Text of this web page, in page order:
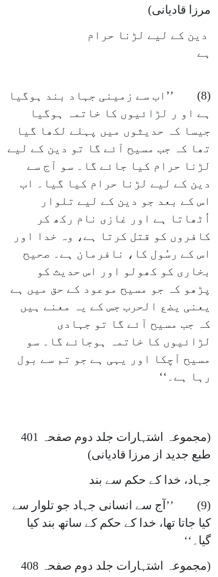
مرزا قادیانی)
دین کے لیے لڑنا حرام
ہے
(8) ’’اب سے زمینی جہاد بند ہوگیا
ہے او ر لڑائیوں کا خاتمہ ہوگیا
جیسا کہ حدیثوں میں پہلے لکھا گیا
تھا کہ جب مسیح آئے گا تو دین کے لیے
لڑنا حرام کیا جائے گا۔ سو آج سے
دین کے لیے لڑنا حرام کیا گیا۔ اب
اس کے بعد جو دین کے لیے تلوار
اُٹھاتا ہے اور غازی نام رکھ کر
کافروں کو قتل کرتا ہے، وہ خدا اور
اس کے رسُول کا، نافرمان ہے۔ صحیح
بخاری کو کھولو اور اس حدیث کو
پڑھو کہ جو مسیح موعود کے حق میں ہے
یعنی یضع الحرب جس کے یہ معنے ہیں
کہ جب مسیح آئے گا تو جہادی
لڑائیوں کا خاتمہ ہوجائے گا۔ سو
مسیح آچکا اور یہی ہے جو تم سے بول
رہا ہے۔‘‘
(مجموعہ اشتہارات جلد دوم صفحہ 401
طبع جدید از مرزا قادیانی)
جہاد، خدا کے حکم سے بند
(9) ’’آج سے انسانی جہاد جو تلوار سے
کیا جاتا تھا، خدا کے حکم کے ساتھ بند کیا
گیا۔‘‘
(مجموعہ اشتہارات جلد دوم صفحہ 408